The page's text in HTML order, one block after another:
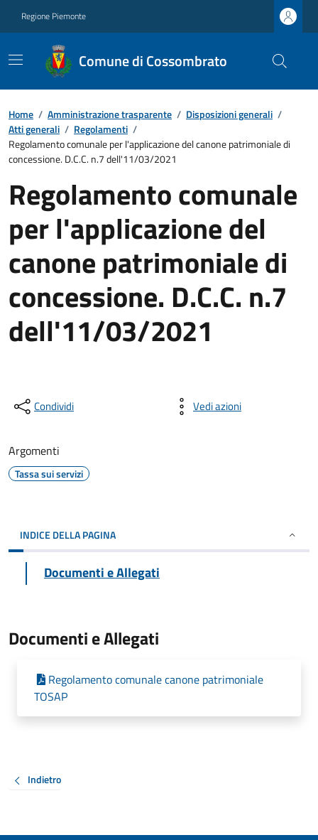
Regione Piemonte
Comune di Cossombrato
Home / Amministrazione trasparente / Disposizioni generali /
Atti generali / Regolamenti /
Regolamento comunale per l'applicazione del canone patrimoniale di
concessione. D.C.C. n.7 dell'11/03/2021
Regolamento comunale
per l'applicazione del
canone patrimoniale di
concessione. D.C.C. n.7
dell'11/03/2021
Condividi Vedi azioni
Argomenti
Tassa sui servizi
INDICE DELLA PAGINA
Documenti e Allegati
Documenti e Allegati
Regolamento comunale canone patrimoniale
TOSAP
Indietro